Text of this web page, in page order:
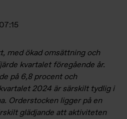
med ökad omsättning och
kvartalet föregående år.
på 6,8 procent och
2024 är särskilt tydlig i
Orderstocken ligger på en
glädjande att aktiviteten